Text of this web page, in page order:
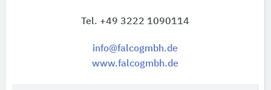
Tel. +49 3222 1090114
info@falcogmbh.de
www.falcogmbh.de